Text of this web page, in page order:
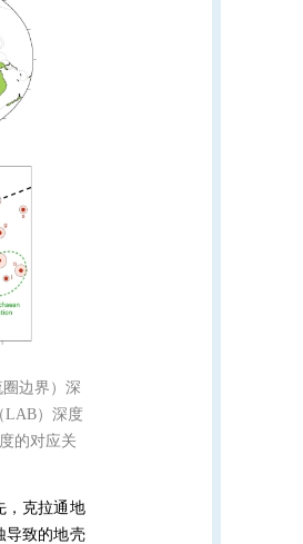
圈边界）深
LAB）深度
的对应关
，克拉通地
导致的地壳